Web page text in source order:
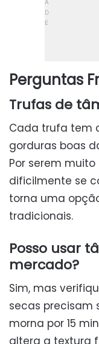
Perguntas
Trufas de
Cada trufa tem
gorduras boas
Por serem
dificilmente se
torna uma
tradicionais.
Posso usar
mercado?
Sim, mas
secas precisam
morna por 15